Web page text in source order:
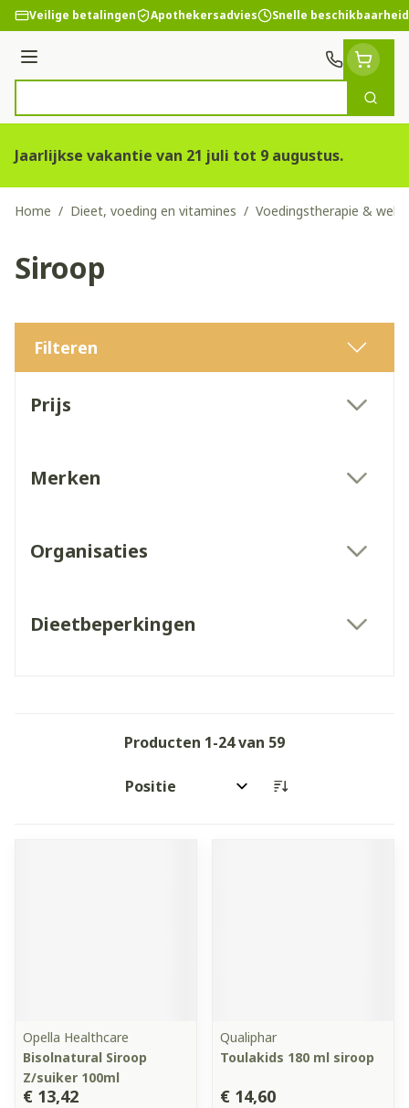
Ga naar de inhoud
Veilige betalingen Apothekersadvies Snelle beschikbaarheid
Menu
Zoek
Jaarlijkse vakantie van 21 juli tot 9 augustus.
Home / Dieet, voeding en vitamines / Voedingstherapie &
Siroop
Filteren
Prijs
Merken
Organisaties
Dieetbeperkingen
Producten 1-24van 59
Sorteer op:
Opella Healthcare
Bisolnatural Siroop
Z/suiker 100ml
€ 13,42
Qualiphar
Toulakids 180 ml siroop
€ 14,60